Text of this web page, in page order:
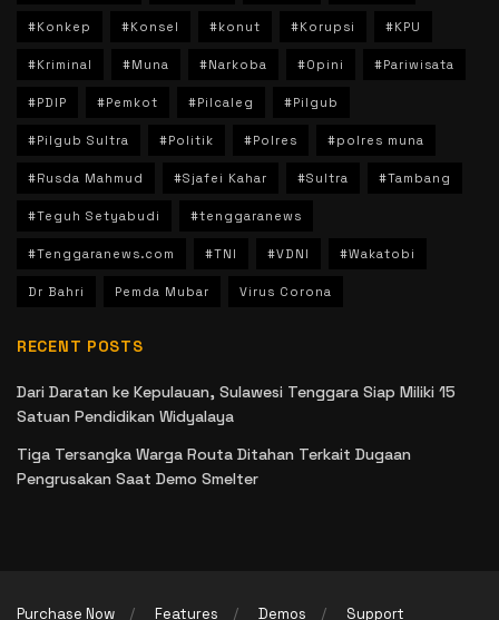
#Konkep #Konsel #konut #Korupsi #KPU
#Kriminal #Muna #Narkoba #Opini #Pariwisata
#PDIP #Pemkot #Pilcaleg #Pilgub
#Pilgub Sultra #Politik #Polres #polres muna
#Rusda Mahmud #Sjafei Kahar #Sultra #Tambang
#Teguh Setyabudi #tenggaranews
#Tenggaranews.com #TNI #VDNI #Wakatobi
Dr Bahri Pemda Mubar Virus Corona
RECENT POSTS
Dari Daratan ke Kepulauan, Sulawesi Tenggara Siap Miliki 15
Satuan Pendidikan Widyalaya
Tiga Tersangka Warga Routa Ditahan Terkait Dugaan
Pengrusakan Saat Demo Smelter
Purchase Now Features Demos Support